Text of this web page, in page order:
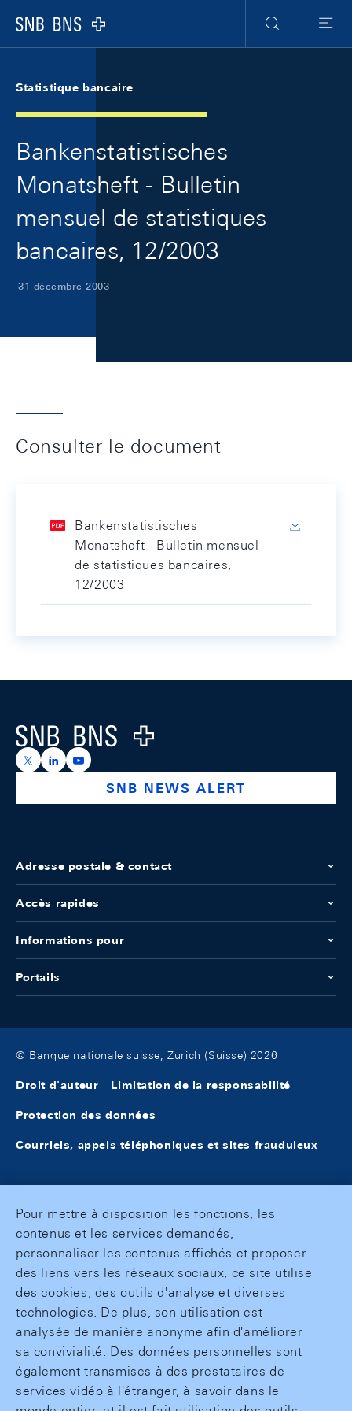
Logo
RechercheMenu
Statistique bancaire
Bankenstatistisches
Monatsheft - Bulletin
mensuel de statistiques
bancaires, 12/2003
31 décembre 2003
Consulter le document
Bankenstatistisches
Monatsheft - Bulletin mensuel
de statistiques bancaires,
12/2003
Logo
https://x.com/snb_bns
https://ch.linkedin.com/company/swiss-national-
https://www.youtube.com/@swissnationalbank
SNB NEWS ALERT
Adresse postale & contact
Accès rapides
Informations pour
Portails
© Banque nationale suisse, Zurich (Suisse) 2026
Droit d'auteur Limitation de la responsabilité
Protection des données
Courriels, appels téléphoniques et sites frauduleux
Pour mettre à disposition les fonctions, les
contenus et les services demandés,
personnaliser les contenus affichés et proposer
des liens vers les réseaux sociaux, ce site utilise
des cookies, des outils d'analyse et diverses
technologies. De plus, son utilisation est
analysée de manière anonyme afin d'améliorer
sa convivialité. Des données personnelles sont
également transmises à des prestataires de
services vidéo à l'étranger, à savoir dans le